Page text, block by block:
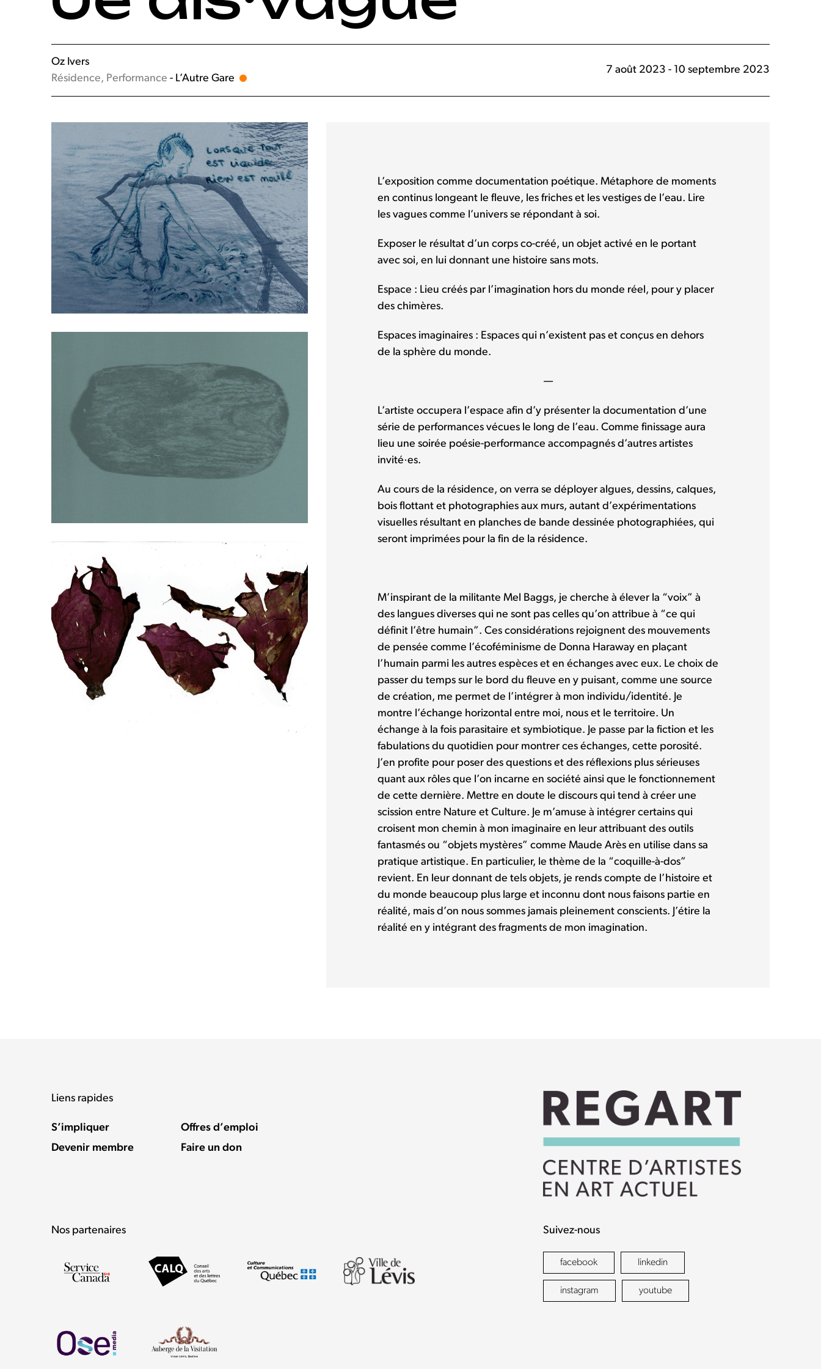
Oz Ivers
Résidence, Performance - L’Autre Gare
7 août 2023 - 10 septembre 2023
L’exposition comme documentation poétique. Métaphore de moments
en continus longeant le fleuve, les friches et les vestiges de l’eau. Lire
les vagues comme l’univers se répondant à soi.
Exposer le résultat d’un corps co-créé, un objet activé en le portant
avec soi, en lui donnant une histoire sans mots.
Espace : Lieu créés par l’imagination hors du monde réel, pour y placer
des chimères.
Espaces imaginaires : Espaces qui n’existent pas et conçus en dehors
de la sphère du monde.
—
L’artiste occupera l’espace afin d’y présenter la documentation d’une
série de performances vécues le long de l’eau. Comme finissage aura
lieu une soirée poésie-performance accompagnés d’autres artistes
invité·es.
Au cours de la résidence, on verra se déployer algues, dessins, calques,
bois flottant et photographies aux murs, autant d’expérimentations
visuelles résultant en planches de bande dessinée photographiées, qui
seront imprimées pour la fin de la résidence.
M’inspirant de la militante Mel Baggs, je cherche à élever la “voix” à
des langues diverses qui ne sont pas celles qu’on attribue à “ce qui
définit l’être humain”. Ces considérations rejoignent des mouvements
de pensée comme l’écoféminisme de Donna Haraway en plaçant
l’humain parmi les autres espèces et en échanges avec eux. Le choix de
passer du temps sur le bord du fleuve en y puisant, comme une source
de création, me permet de l’intégrer à mon individu/identité. Je
montre l’échange horizontal entre moi, nous et le territoire. Un
échange à la fois parasitaire et symbiotique. Je passe par la fiction et les
fabulations du quotidien pour montrer ces échanges, cette porosité.
J’en profite pour poser des questions et des réflexions plus sérieuses
quant aux rôles que l’on incarne en société ainsi que le fonctionnement
de cette dernière. Mettre en doute le discours qui tend à créer une
scission entre Nature et Culture. Je m’amuse à intégrer certains qui
croisent mon chemin à mon imaginaire en leur attribuant des outils
fantasmés ou “objets mystères” comme Maude Arès en utilise dans sa
pratique artistique. En particulier, le thème de la “coquille-à-dos”
revient. En leur donnant de tels objets, je rends compte de l’histoire et
du monde beaucoup plus large et inconnu dont nous faisons partie en
réalité, mais d’on nous sommes jamais pleinement conscients. J’étire la
réalité en y intégrant des fragments de mon imagination.
Liens rapides
S’impliquer
Devenir membre
Offres d’emploi
Faire un don
Nos partenaires Suivez-nous
facebook linkedin
instagram youtube